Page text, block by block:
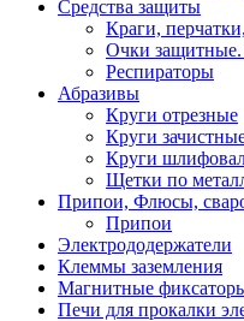
Средства защиты
Краги,
Очки
Респираторы
Абразивы
Круги отрезные
Круги
Круги
Щетки по
Припои, Флюсы,
Припои
Электрододержатели
Клеммы заземления
Магнитные
Печи для прокалки